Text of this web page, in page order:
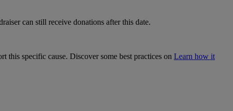
can still receive donations after this date.
this specific cause. Discover some best practices on Learn how it